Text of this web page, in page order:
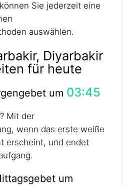
Sie jederzeit eine
auswählen.
Diyarbakir
für heute
um 03:45
Mit der
wenn das erste weiße
erscheint, und endet
um